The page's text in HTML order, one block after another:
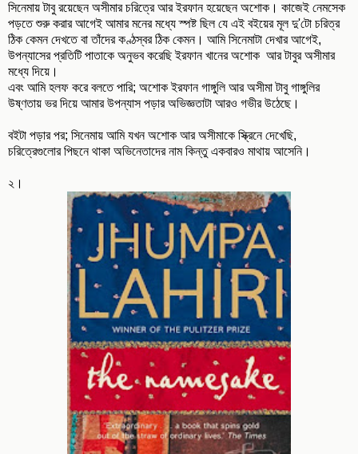
সিনেমায় টাবু রয়েছেন অসীমার চরিত্রে আর ইরফান হয়েছেন অশোক। কাজেই নেমসেক
পড়তে শুরু করার আগেই আমার মনের মধ্যে স্পষ্ট ছিল যে এই বইয়ের মূল দু'টো চরিত্র
ঠিক কেমন দেখতে বা তাঁদের কণ্ঠস্বর ঠিক কেমন। আমি সিনেমাটা দেখার আগেই,
উপন্যাসের প্রতিটি পাতাকে অনুভব করেছি ইরফান খানের অশোক আর টাবুর অসীমার
মধ্যে দিয়ে।
এবং আমি হলফ করে বলতে পারি; অশোক ইরফান গাঙ্গুলি আর অসীমা টাবু গাঙ্গুলির
উষ্ণতায় ভর দিয়ে আমার উপন্যাস পড়ার অভিজ্ঞতাটা আরও গভীর উঠেছে।
বইটা পড়ার পর; সিনেমায় আমি যখন অশোক আর অসীমাকে স্ক্রিনে দেখেছি,
চরিত্রেগুলোর পিছনে থাকা অভিনেতাদের নাম কিন্তু একবারও মাথায় আসেনি।
২।